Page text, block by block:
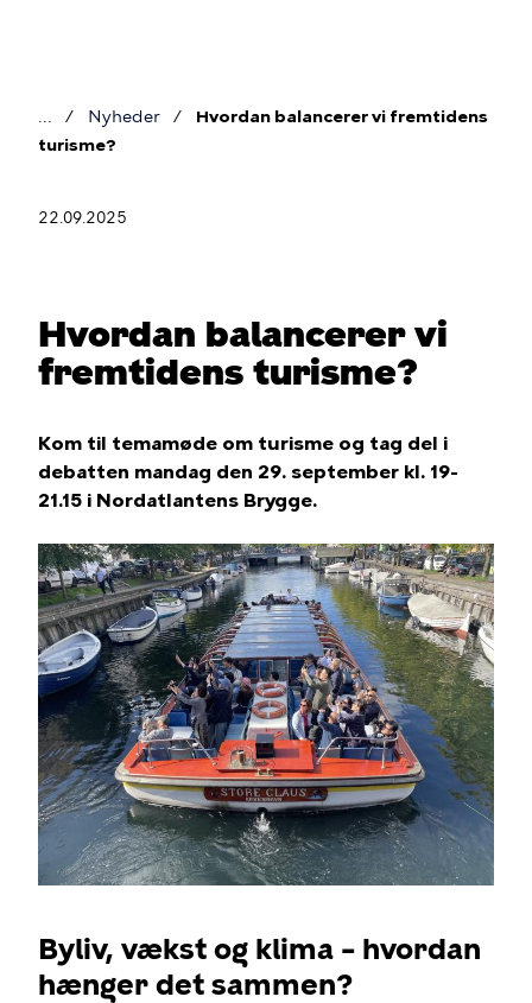
Brødkrumme
Nyheder
Hvordan balancerer vi fremtidens
turisme?
22.09.2025
Hvordan balancerer vi
fremtidens turisme?
Kom til temamøde om turisme og tag del i
debatten mandag den 29. september kl. 19-
21.15 i Nordatlantens Brygge.
Byliv, vækst og klima – hvordan
hænger det sammen?